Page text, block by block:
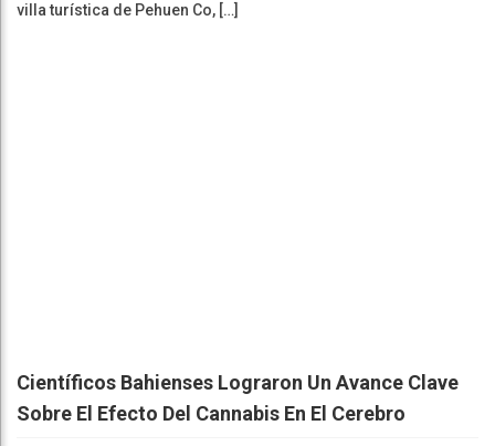
villa turística de Pehuen Co, […]
Científicos Bahienses Lograron Un Avance Clave
Sobre El Efecto Del Cannabis En El Cerebro